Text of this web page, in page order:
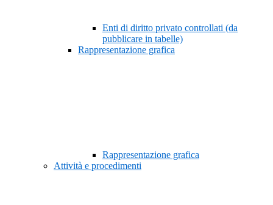
Enti di diritto privato controllati (da
pubblicare in tabelle)
Rappresentazione grafica
Rappresentazione grafica
Attività e procedimenti